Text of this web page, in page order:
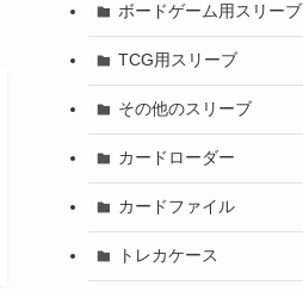
ボードゲーム用スリーブ
TCG用スリーブ
その他のスリーブ
カードローダー
カードファイル
トレカケース